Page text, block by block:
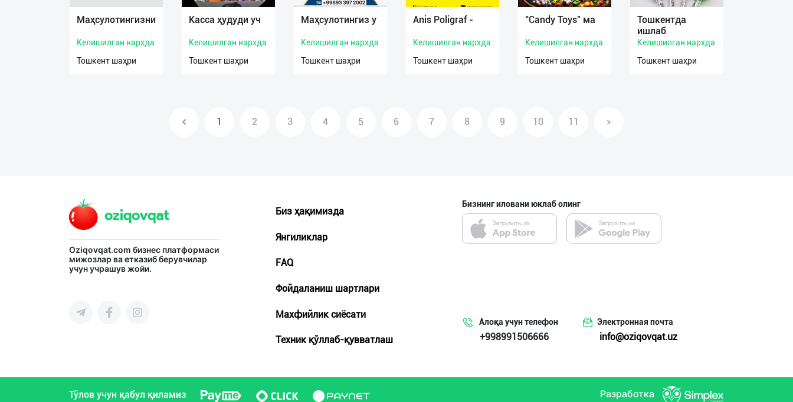
Маҳсулотингизни
Келишилган нархда
Тошкент шаҳри
Касса ҳудуди уч
Келишилган нархда
Тошкент шаҳри
Маҳсулотингиз у
Келишилган нархда
Тошкент шаҳри
Anis Poligraf -
Келишилган нархда
Тошкент шаҳри
"Candy Toys" ма
Келишилган нархда
Тошкент шаҳри
Тошкентда
ишлаб
Келишилган нархда
Тошкент шаҳри
1 2 3 4 5 6 7 8 9 10 11 »
Oziqovqat.com бизнес платформаси
мижозлар ва етказиб берувчилар
учун учрашув жойи.
Биз ҳақимизда
Янгиликлар
FAQ
Фойдаланиш шартлари
Махфийлик сиёсати
Техник қўллаб-қувватлаш
Бизнинг иловани юклаб олинг
Алоқа учун телефон
+998991506666
Электронная почта
info@oziqovqat.uz
Тўлов учун қабул қиламиз Разработка